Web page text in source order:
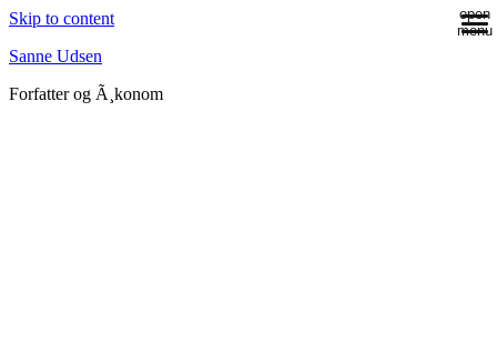
Skip to content
Sanne Udsen
Forfatter og Ã¸konom
open
menu